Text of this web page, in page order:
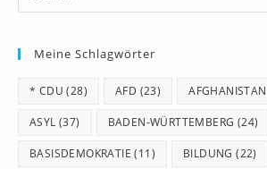
Meine Schlagwörter
* CDU (28) AFD (23) AFGHANISTAN
ASYL (37) BADEN-WÜRTTEMBERG (24)
BASISDEMOKRATIE (11) BILDUNG (22)